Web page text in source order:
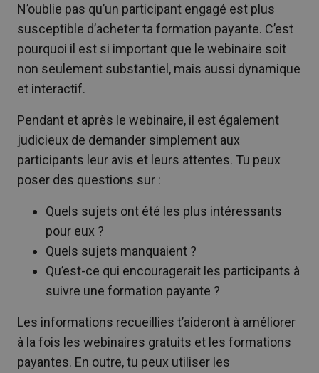
N’oublie pas qu’un participant engagé est plus
susceptible d’acheter ta formation payante. C’est
pourquoi il est si important que le webinaire soit
non seulement substantiel, mais aussi dynamique
et interactif.
Pendant et après le webinaire, il est également
judicieux de demander simplement aux
participants leur avis et leurs attentes. Tu peux
poser des questions sur :
Quels sujets ont été les plus intéressants
pour eux ?
Quels sujets manquaient ?
Qu’est-ce qui encouragerait les participants à
suivre une formation payante ?
Les informations recueillies t’aideront à améliorer
à la fois les webinaires gratuits et les formations
payantes. En outre, tu peux utiliser les